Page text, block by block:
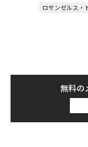
ロサンゼルス・
無料の